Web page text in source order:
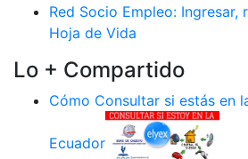
Red Socio Empleo:
Hoja de Vida
Lo + Compartido
Cómo Consultar si estás en
Ecuador